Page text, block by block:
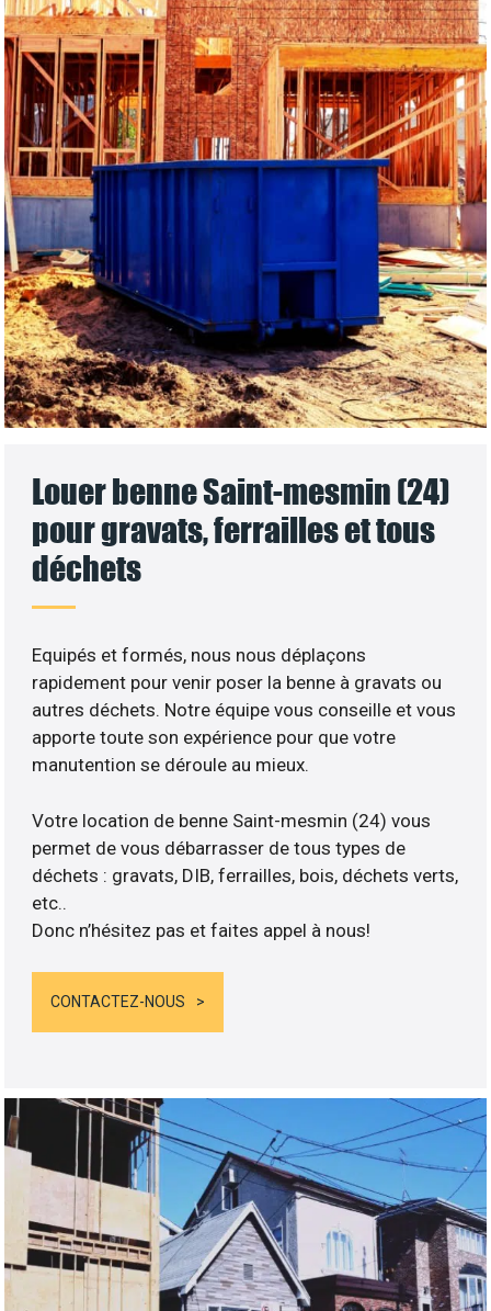
Louer benne Saint-mesmin (24)
pour gravats, ferrailles et tous
déchets
Equipés et formés, nous nous déplaçons
rapidement pour venir poser la benne à gravats ou
autres déchets. Notre équipe vous conseille et vous
apporte toute son expérience pour que votre
manutention se déroule au mieux.
Votre location de benne Saint-mesmin (24) vous
permet de vous débarrasser de tous types de
déchets : gravats, DIB, ferrailles, bois, déchets verts,
etc..
Donc n’hésitez pas et faites appel à nous!
CONTACTEZ-NOUS